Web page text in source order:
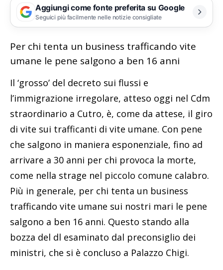
Aggiungi come fonte preferita su Google
Seguici più facilmente nelle notizie consigliate
Per chi tenta un business trafficando vite
umane le pene salgono a ben 16 anni
Il ‘grosso’ del decreto sui flussi e
l’immigrazione irregolare, atteso oggi nel Cdm
straordinario a Cutro, è, come da attese, il giro
di vite sui trafficanti di vite umane. Con pene
che salgono in maniera esponenziale, fino ad
arrivare a 30 anni per chi provoca la morte,
come nella strage nel piccolo comune calabro.
Più in generale, per chi tenta un business
trafficando vite umane sui nostri mari le pene
salgono a ben 16 anni. Questo stando alla
bozza del dl esaminato dal preconsiglio dei
ministri, che si è concluso a Palazzo Chigi.